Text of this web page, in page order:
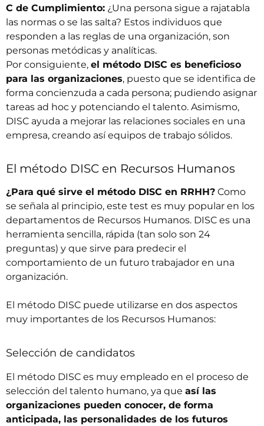
C de Cumplimiento: ¿Una persona sigue a rajatabla
las normas o se las salta? Estos individuos que
responden a las reglas de una organización, son
personas metódicas y analíticas.
Por consiguiente, el método DISC es beneficioso
para las organizaciones, puesto que se identifica de
forma concienzuda a cada persona; pudiendo asignar
tareas ad hoc y potenciando el talento. Asimismo,
DISC ayuda a mejorar las relaciones sociales en una
empresa, creando así equipos de trabajo sólidos.
El método DISC en Recursos Humanos
¿Para qué sirve el método DISC en RRHH? Como
se señala al principio, este test es muy popular en los
departamentos de Recursos Humanos. DISC es una
herramienta sencilla, rápida (tan solo son 24
preguntas) y que sirve para predecir el
comportamiento de un futuro trabajador en una
organización.
El método DISC puede utilizarse en dos aspectos
muy importantes de los Recursos Humanos:
Selección de candidatos
El método DISC es muy empleado en el proceso de
selección del talento humano, ya que así las
organizaciones pueden conocer, de forma
anticipada, las personalidades de los futuros